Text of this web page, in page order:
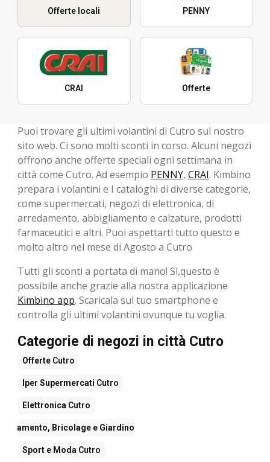
Offerte locali PENNY
CRAI Offerte
Puoi trovare gli ultimi volantini di Cutro sul nostro
sito web. Ci sono molti sconti in corso. Alcuni negozi
offrono anche offerte speciali ogni settimana in
città come Cutro. Ad esempio PENNY, CRAI. Kimbino
prepara i volantini e I cataloghi di diverse categorie,
come supermercati, negozi di elettronica, di
arredamento, abbigliamento e calzature, prodotti
farmaceutici e altri. Puoi aspettarti tutto questo e
molto altro nel mese di Agosto a Cutro
Tutti gli sconti a portata di mano! Sì,questo è
possibile anche grazie alla nostra applicazione
Kimbino app. Scaricala sul tuo smartphone e
controlla gli ultimi volantini ovunque tu voglia.
Categorie di negozi in città Cutro
Offerte Cutro
Iper Supermercati Cutro
Elettronica Cutro
Bricolage e Giardino
Sport e Moda Cutro